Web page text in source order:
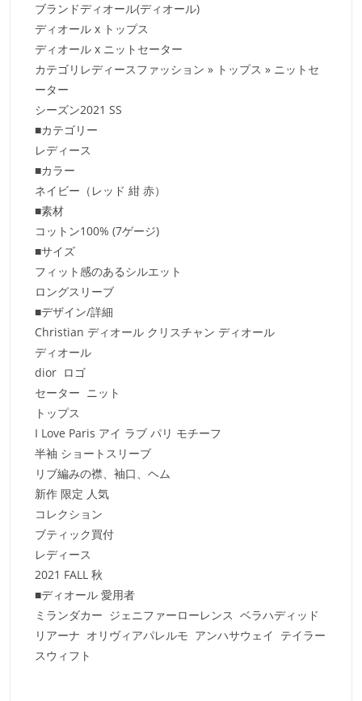
ブランドディオール(ディオール)
ディオール x トップス
ディオール x ニットセーター
カテゴリレディースファッション » トップス » ニットセ
ーター
シーズン2021 SS
■カテゴリー
レディース
■カラー
ネイビー（レッド 紺 赤）
■素材
コットン100% (7ゲージ)
■サイズ
フィット感のあるシルエット
ロングスリーブ
■デザイン/詳細
Christian ディオール クリスチャン ディオール
ディオール
dior ロゴ
セーター ニット
トップス
I Love Paris アイ ラブ パリ モチーフ
半袖 ショートスリーブ
リブ編みの襟、袖口、ヘム
新作 限定 人気
コレクション
ブティック買付
レディース
2021 FALL 秋
■ディオール 愛用者
ミランダカー ジェニファーローレンス ベラハディッド
リアーナ オリヴィアパレルモ アンハサウェイ テイラー
スウィフト